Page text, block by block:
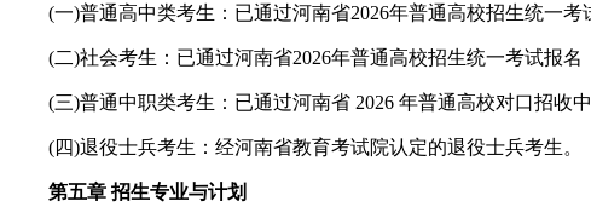
(一)普通高中类考生：已通过河南省2026年普通高校招生统一考
(二)社会考生：已通过河南省2026年普通高校招生统一考试报名
(三)普通中职类考生：已通过河南省 2026 年普通高校对口招收
(四)退役士兵考生：经河南省教育考试院认定的退役士兵考生。
第五章 招生专业与计划